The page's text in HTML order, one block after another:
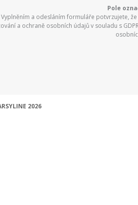
Pole
Vyplněním a odesláním formuláře potvrzujete,
a ochraně osobních údajů v souladu s
2026